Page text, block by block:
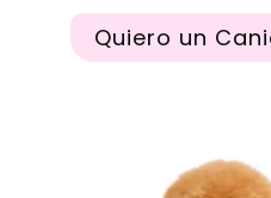
Quiero un